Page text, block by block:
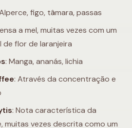
figo, tâmara, passas
a mel, muitas vezes com um
flor de laranjeira
: Manga, ananás, lichia
: Através da concentração e
: Nota característica da
muitas vezes descrita como um